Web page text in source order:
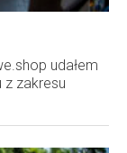
udałem
z zakresu